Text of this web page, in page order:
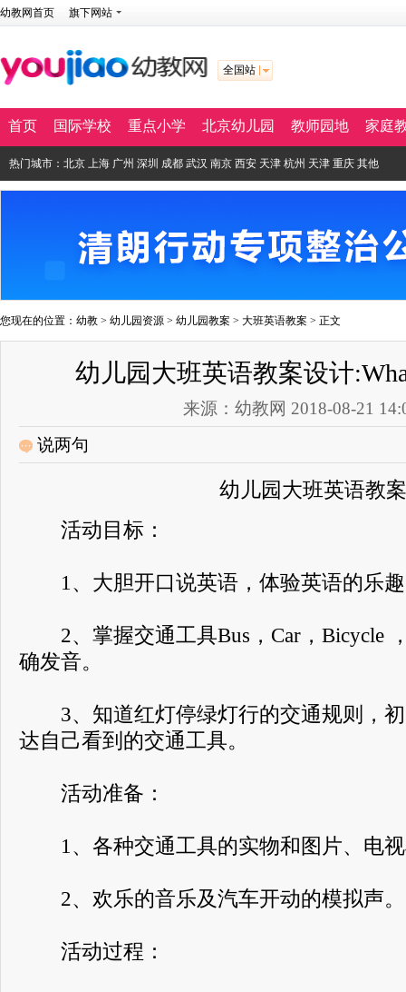
幼教网首页 旗下网站
全国站
首页 国际学校 重点小学 北京幼儿园 教师园地 家庭
热门城市： 北京 上海 广州 深圳 成都 武汉 南京 西安 天津 杭州 天津 重庆 其他
您现在的位置： 幼教 > 幼儿园资源 > 幼儿园教案 > 大班英语教案 > 正文
幼儿园大班英语教案设计
来源：幼教网 2018-08-21
说两句
幼儿园大班英语教案
活动目标：
1、大胆开口说英语，体验英语的乐
2、掌握交通工具Bus，Car，Bicycle
确发音。
3、知道红灯停绿灯行的交通规则，初
达自己看到的交通工具。
活动准备：
1、各种交通工具的实物和图片、电
2、欢乐的音乐及汽车开动的模拟声。
活动过程：